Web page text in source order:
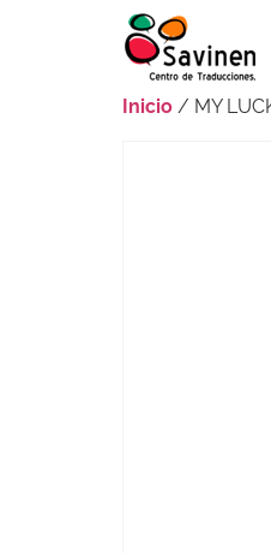
Inicio / MY